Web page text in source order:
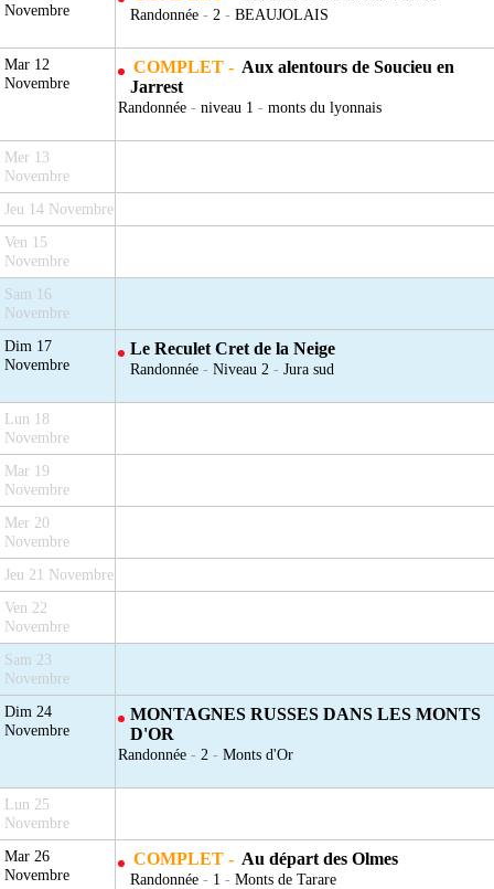
Novembre
Randonnée - 2 - BEAUJOLAIS
Mar 12
Novembre
COMPLET - Aux alentours de Soucieu en
Jarrest
Randonnée - niveau 1 - monts du lyonnais
Mer 13
Novembre
Jeu 14 Novembre
Ven 15
Novembre
Sam 16
Novembre
Dim 17
Novembre
Le Reculet Cret de la Neige
Randonnée - Niveau 2 - Jura sud
Lun 18
Novembre
Mar 19
Novembre
Mer 20
Novembre
Jeu 21 Novembre
Ven 22
Novembre
Sam 23
Novembre
Dim 24
Novembre
MONTAGNES RUSSES DANS LES MONTS
D'OR
Randonnée - 2 - Monts d'Or
Lun 25
Novembre
Mar 26
Novembre
COMPLET - Au départ des Olmes
Randonnée - 1 - Monts de Tarare